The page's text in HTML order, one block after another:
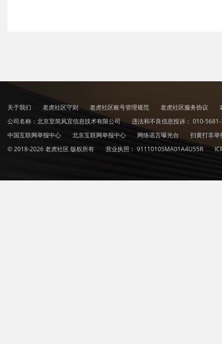
关于我们 老虎社区守则 老虎社区账号管理规范 老虎社区服务协议
公司名称：北京至简风宜信息技术有限公司
违法和不良信息投诉： 010-
中国互联网举报中心
北京互联网举报中心 网络谣言曝光台
扫黄打非
© 2018-2026 老虎社区 版权所有
营业执照： 91110105MA01A4U55R